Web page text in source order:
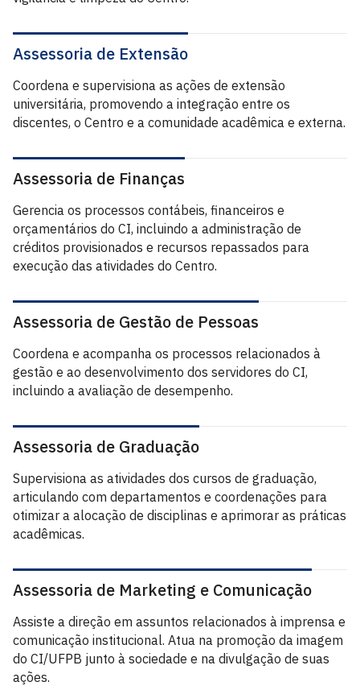
Assessoria de Extensão
Coordena e supervisiona as ações de extensão
universitária, promovendo a integração entre os
discentes, o Centro e a comunidade acadêmica e externa.
Assessoria de Finanças
Gerencia os processos contábeis, financeiros e
orçamentários do CI, incluindo a administração de
créditos provisionados e recursos repassados para
execução das atividades do Centro.
Assessoria de Gestão de Pessoas
Coordena e acompanha os processos relacionados à
gestão e ao desenvolvimento dos servidores do CI,
incluindo a avaliação de desempenho.
Assessoria de Graduação
Supervisiona as atividades dos cursos de graduação,
articulando com departamentos e coordenações para
otimizar a alocação de disciplinas e aprimorar as práticas
acadêmicas.
Assessoria de Marketing e Comunicação
Assiste a direção em assuntos relacionados à imprensa e
comunicação institucional. Atua na promoção da imagem
do CI/UFPB junto à sociedade e na divulgação de suas
ações.